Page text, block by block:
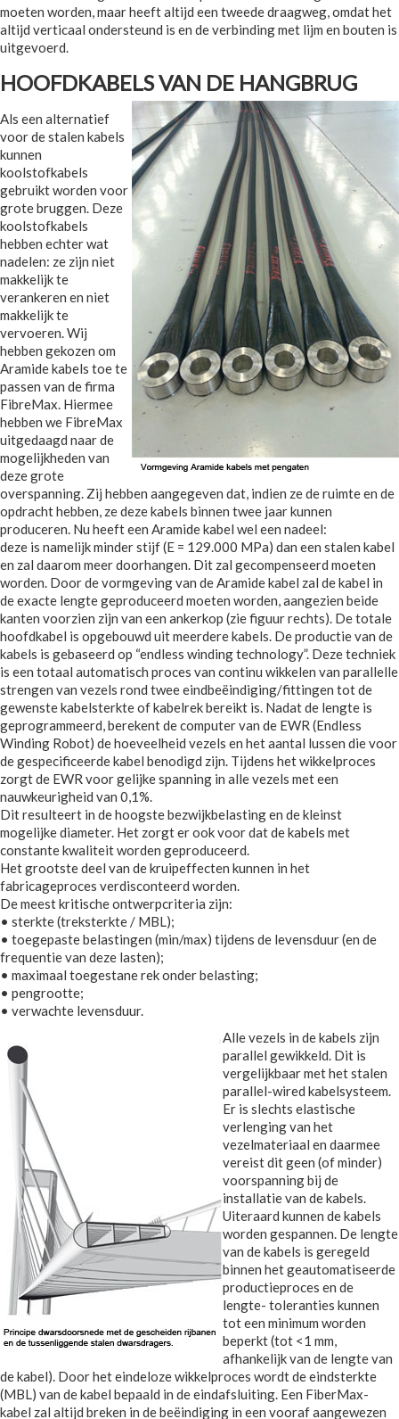
moeten worden, maar heeft altijd een tweede draagweg, omdat het
altijd verticaal ondersteund is en de verbinding met lijm en bouten is
uitgevoerd.
HOOFDKABELS VAN DE HANGBRUG
Als een alternatief
voor de stalen kabels
kunnen
koolstofkabels
gebruikt worden voor
grote bruggen. Deze
koolstofkabels
hebben echter wat
nadelen: ze zijn niet
makkelijk te
verankeren en niet
makkelijk te
vervoeren. Wij
hebben gekozen om
Aramide kabels toe te
passen van de firma
FibreMax. Hiermee
hebben we FibreMax
uitgedaagd naar de
mogelijkheden van
deze grote
overspanning. Zij hebben aangegeven dat, indien ze de ruimte en de
opdracht hebben, ze deze kabels binnen twee jaar kunnen
produceren. Nu heeft een Aramide kabel wel een nadeel:
deze is namelijk minder stijf (E = 129.000 MPa) dan een stalen kabel
en zal daarom meer doorhangen. Dit zal gecompenseerd moeten
worden. Door de vormgeving van de Aramide kabel zal de kabel in
de exacte lengte geproduceerd moeten worden, aangezien beide
kanten voorzien zijn van een ankerkop (zie figuur rechts). De totale
hoofdkabel is opgebouwd uit meerdere kabels. De productie van de
kabels is gebaseerd op “endless winding technology”. Deze techniek
is een totaal automatisch proces van continu wikkelen van parallelle
strengen van vezels rond twee eindbeëindiging/fittingen tot de
gewenste kabelsterkte of kabelrek bereikt is. Nadat de lengte is
geprogrammeerd, berekent de computer van de EWR (Endless
Winding Robot) de hoeveelheid vezels en het aantal lussen die voor
de gespecificeerde kabel benodigd zijn. Tijdens het wikkelproces
zorgt de EWR voor gelijke spanning in alle vezels met een
nauwkeurigheid van 0,1%.
Dit resulteert in de hoogste bezwijkbelasting en de kleinst
mogelijke diameter. Het zorgt er ook voor dat de kabels met
constante kwaliteit worden geproduceerd.
Het grootste deel van de kruipeffecten kunnen in het
fabricageproces verdisconteerd worden.
De meest kritische ontwerpcriteria zijn:
• sterkte (treksterkte / MBL);
• toegepaste belastingen (min/max) tijdens de levensduur (en de
frequentie van deze lasten);
• maximaal toegestane rek onder belasting;
• pengrootte;
• verwachte levensduur.
Alle vezels in de kabels zijn
parallel gewikkeld. Dit is
vergelijkbaar met het stalen
parallel-wired kabelsysteem.
Er is slechts elastische
verlenging van het
vezelmateriaal en daarmee
vereist dit geen (of minder)
voorspanning bij de
installatie van de kabels.
Uiteraard kunnen de kabels
worden gespannen. De lengte
van de kabels is geregeld
binnen het geautomatiseerde
productieproces en de
lengte- toleranties kunnen
tot een minimum worden
beperkt (tot <1 mm,
afhankelijk van de lengte van
de kabel). Door het eindeloze wikkelproces wordt de eindsterkte
(MBL) van de kabel bepaald in de eindafsluiting. Een FiberMax-
kabel zal altijd breken in de beëindiging in een vooraf aangewezen